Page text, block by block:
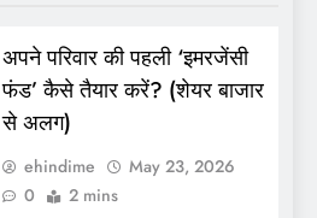
अपने परिवार की पहली ‘इमरजेंसी
फंड’ कैसे तैयार करें? (शेयर बाजार
से अलग)
ehindime
May 23, 2026
0
2 mins